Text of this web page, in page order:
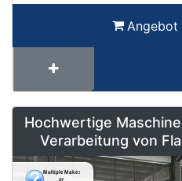
Angebot
Hochwertige
Verarbeitung von
Radeburg –